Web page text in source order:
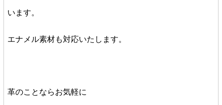
います。
エナメル素材も対応いたします。
革のことならお気軽に